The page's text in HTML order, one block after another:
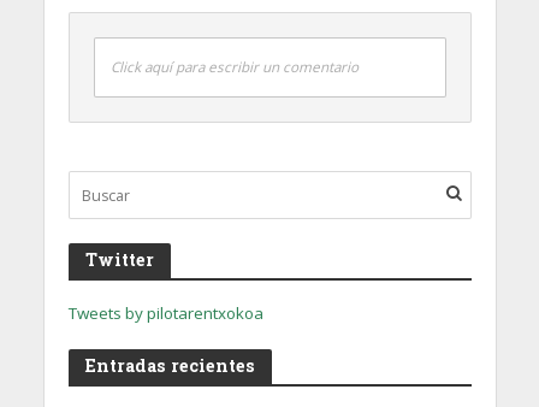
Click aquí para escribir un comentario
Twitter
Tweets by pilotarentxokoa
Entradas recientes